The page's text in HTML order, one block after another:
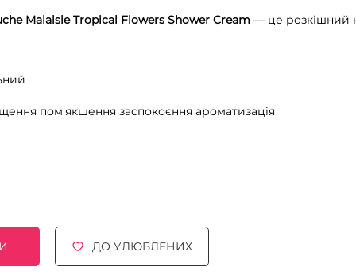
Malaisie Tropical Flowers Shower Cream — це розкішний
пом'якшення заспокоєння ароматизація
ДО УЛЮБЛЕНИХ